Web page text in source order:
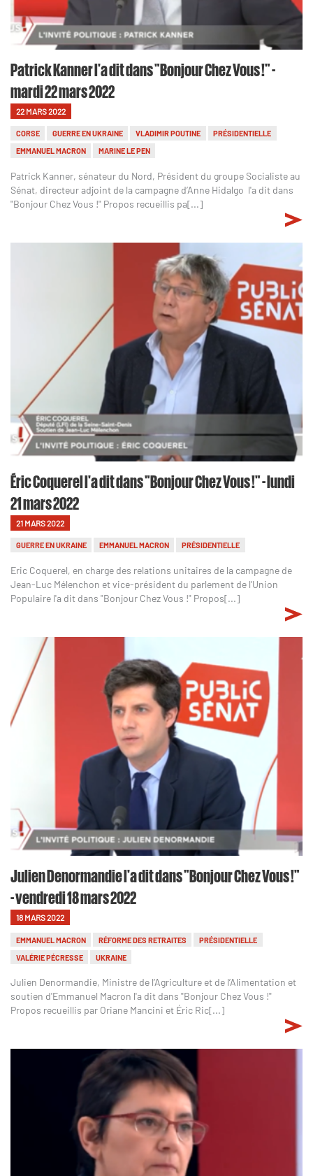
Patrick Kanner l'a dit dans "Bonjour Chez Vous !" -
mardi 22 mars 2022
22 MARS 2022
CORSE GUERRE EN UKRAINE VLADIMIR POUTINE
PRÉSIDENTIELLE
EMMANUEL MACRON
MARINE LE PEN
Patrick Kanner, sénateur du Nord, Président du groupe Socialiste au
Sénat, directeur adjoint de la campagne d’Anne Hidalgo l'a dit dans
"Bonjour Chez Vous !" Propos recueillis pa[...]
Éric Coquerel l'a dit dans "Bonjour Chez Vous !" - lundi
21 mars 2022
21 MARS 2022
GUERRE EN UKRAINE EMMANUEL MACRON PRÉSIDENTIELLE
Eric Coquerel, en charge des relations unitaires de la campagne de
Jean-Luc Mélenchon et vice-président du parlement de l’Union
Populaire l'a dit dans "Bonjour Chez Vous !" Propos[...]
Julien Denormandie l'a dit dans "Bonjour Chez Vous !"
- vendredi 18 mars 2022
18 MARS 2022
EMMANUEL MACRON RÉFORME DES RETRAITES
PRÉSIDENTIELLE
VALÉRIE PÉCRESSE
UKRAINE
Julien Denormandie, Ministre de l’Agriculture et de l’Alimentation et
soutien d'Emmanuel Macron l'a dit dans "Bonjour Chez Vous !"
Propos recueillis par Oriane Mancini et Éric Ric[...]